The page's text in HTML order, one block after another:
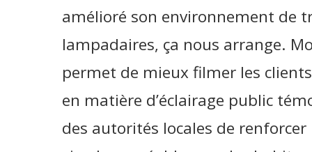
amélioré son environnement de
lampadaires, ça nous arrange.
permet de mieux filmer les
en matière d’éclairage public
des autorités locales de